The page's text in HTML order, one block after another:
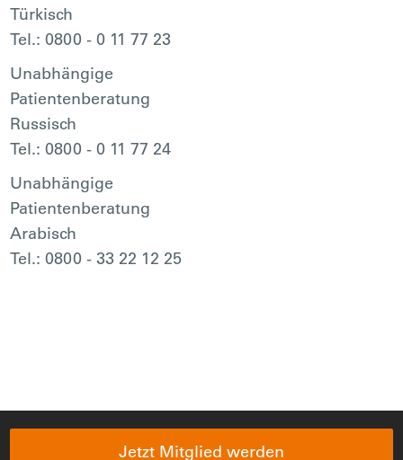
Türkisch
Tel.: 0800 - 0 11 77 23
Unabhängige
Patientenberatung
Russisch
Tel.: 0800 - 0 11 77 24
Unabhängige
Patientenberatung
Arabisch
Tel.: 0800 - 33 22 12 25
Jetzt Mitglied werden